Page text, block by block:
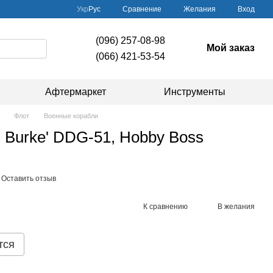
Укр Рус Сравнение Желания Вход
(096) 257-08-98
(066) 421-53-54
Мой заказ
Афтермаркет Инструменты
Флот Военные корабли
DDG-51, Hobby Boss
Оставить отзыв
К сравнению В желания